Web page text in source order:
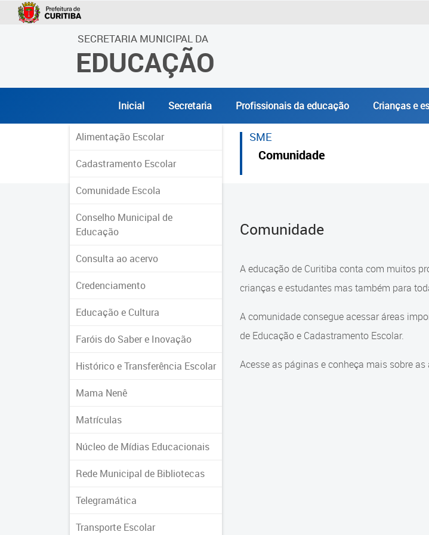
SECRETARIA MUNICIPAL DA
EDUCAÇÃO
Inicial Secretaria Profissionais da educação Crianças e
Alimentação Escolar
Cadastramento Escolar
Comunidade Escola
Conselho Municipal de
Educação
Consulta ao acervo
Credenciamento
Educação e Cultura
Faróis do Saber e Inovação
Histórico e Transferência Escolar
Mama Nenê
Matrículas
Núcleo de Mídias Educacionais
Rede Municipal de Bibliotecas
Telegramática
Transporte Escolar
SME
Comunidade
Comunidade
A educação de Curitiba conta com muitos
crianças e estudantes mas também para
A comunidade consegue acessar áreas
de Educação e Cadastramento Escolar.
Acesse as páginas e conheça mais sobre